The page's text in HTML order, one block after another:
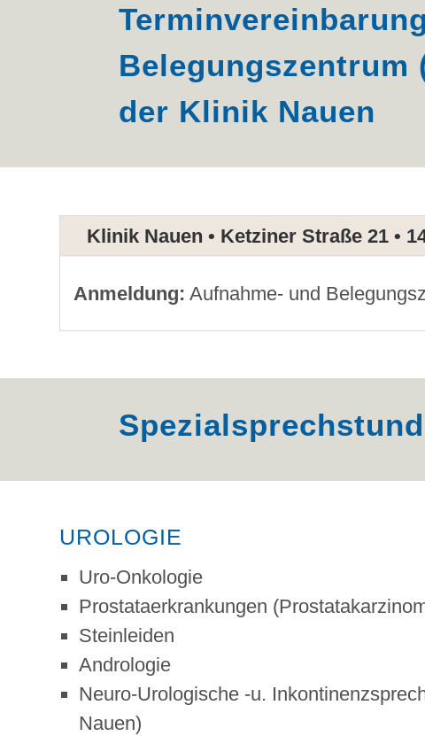
Belegungszentrum
der Klinik Nauen
Klinik Nauen • Ketziner Straße 21 •
Anmeldung: Aufnahme- und
UROLOGIE
Uro-Onkologie
Prostataerkrankungen
Steinleiden
Andrologie
Neuro-Urologische -u.
Nauen)